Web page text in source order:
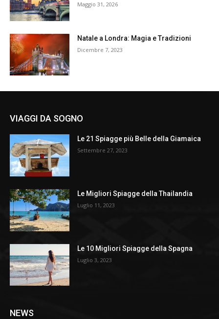
Maggio 31, 2026
Natale a Londra: Magia e Tradizioni
Dicembre 7, 2023
VIAGGI DA SOGNO
Le 21 Spiagge più Belle della Giamaica
Settembre 27, 2023
Le Migliori Spiagge della Thailandia
Luglio 11, 2023
Le 10 Migliori Spiagge della Spagna
Luglio 3, 2023
NEWS